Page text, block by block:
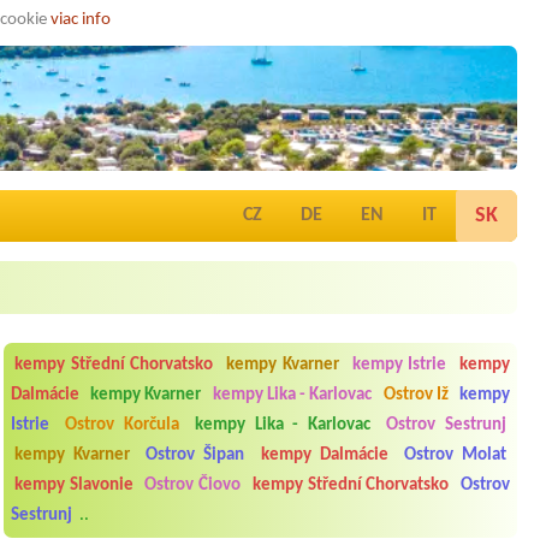
viac info
CZ DE EN IT SK
kempy Střední Chorvatsko kempy Kvarner kempy Istrie
kempy
Dalmácie
kempy Kvarner kempy Lika - Karlovac Ostrov Iž
kempy
Istrie
Ostrov Korčula kempy Lika - Karlovac
Ostrov Sestrunj
kempy Kvarner
Ostrov Šipan kempy Dalmácie
Ostrov Molat
kempy Slavonie
Ostrov Čiovo kempy Střední Chorvatsko
Ostrov
Sestrunj ..